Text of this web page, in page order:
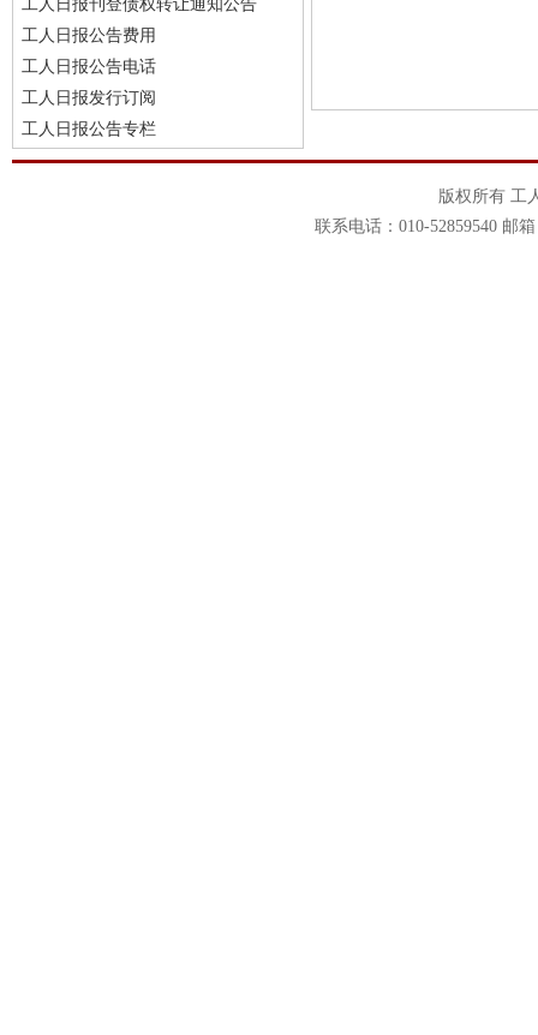
工人日报刊登债权转让通知公告
工人日报公告费用
工人日报公告电话
工人日报发行订阅
工人日报公告专栏
版权所有 工
联系电话：010-52859540 邮